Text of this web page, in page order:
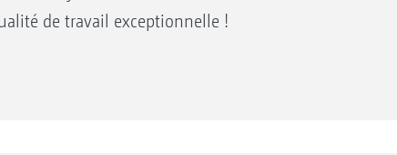
de travail exceptionnelle !